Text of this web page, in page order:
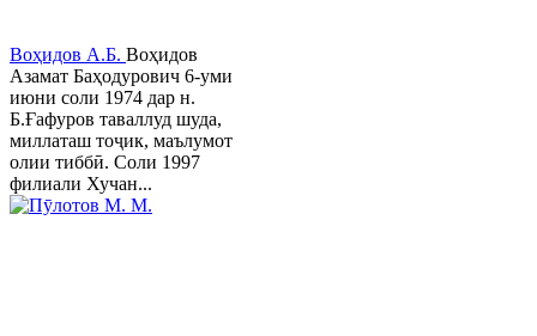
Воҳидов А.Б. Воҳидов
Азамат Баҳодурович 6-уми
июни соли 1974 дар н.
Б.Ғафуров таваллуд шуда,
миллаташ тоҷик, маълумот
олии тиббӣ. Соли 1997
филиали Хучан...